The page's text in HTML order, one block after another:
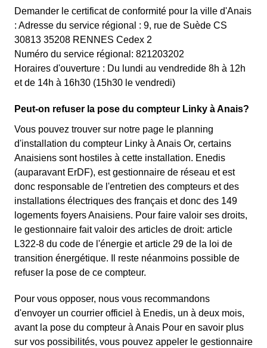
Demander le certificat de conformité pour la ville d'Anais
: Adresse du service régional : 9, rue de Suède CS
30813 35208 RENNES Cedex 2
Numéro du service régional: 821203202
Horaires d'ouverture : Du lundi au vendredide 8h à 12h
et de 14h à 16h30 (15h30 le vendredi)
Peut-on refuser la pose du compteur Linky à Anais?
Vous pouvez trouver sur notre page le planning
d'installation du compteur Linky à Anais Or, certains
Anaisiens sont hostiles à cette installation. Enedis
(auparavant ErDF), est gestionnaire de réseau et est
donc responsable de l'entretien des compteurs et des
installations électriques des français et donc des 149
logements foyers Anaisiens. Pour faire valoir ses droits,
le gestionnaire fait valoir des articles de droit: article
L322-8 du code de l'énergie et article 29 de la loi de
transition énergétique. Il reste néanmoins possible de
refuser la pose de ce compteur.
Pour vous opposer, nous vous recommandons
d'envoyer un courrier officiel à Enedis, un à deux mois,
avant la pose du compteur à Anais Pour en savoir plus
sur vos possibilités, vous pouvez appeler le gestionnaire